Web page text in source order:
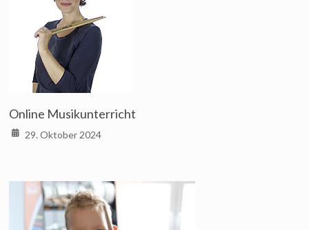
Online Musikunterricht
29. Oktober 2024